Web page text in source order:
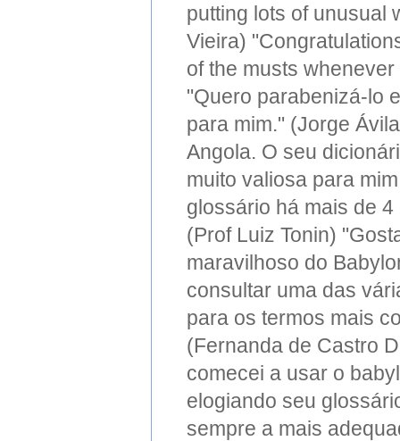
putting lots of unusual
Vieira)
of the musts
"Quero parabenizá-lo
para mim." (Jorge
Angola. O seu
muito valiosa para
glossário há mais de
(Prof Luiz Tonin)
maravilhoso do
consultar uma das
para os termos mais
(Fernanda de Castro
comecei a usar o
elogiando seu
sempre a mais